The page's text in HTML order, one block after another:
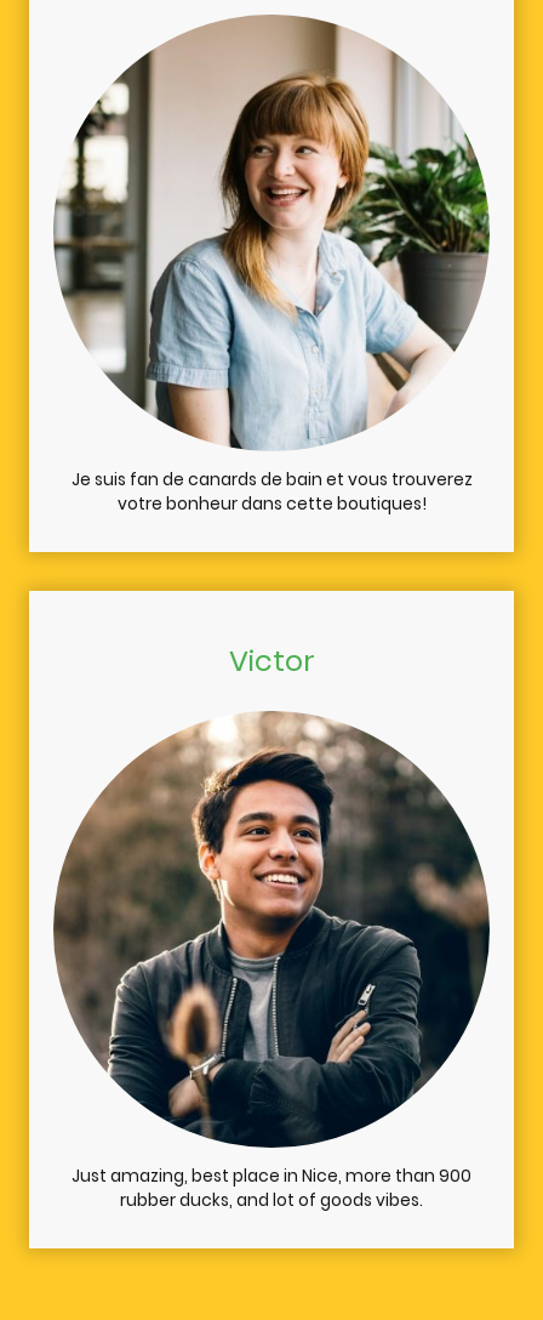
Je suis fan de canards de bain et vous trouverez
votre bonheur dans cette boutiques!
Victor
Just amazing, best place in Nice, more than 900
rubber ducks, and lot of goods vibes.